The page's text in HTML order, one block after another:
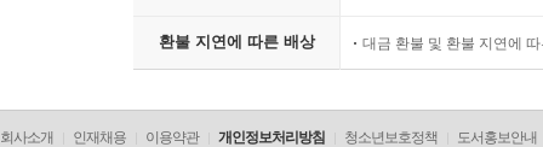
환불 지연에 따른 배상 대금 환불 및 환불 지연에
회사소개 인재채용 이용약관 개인정보처리방침 청소년보호정책 도서홍보안내